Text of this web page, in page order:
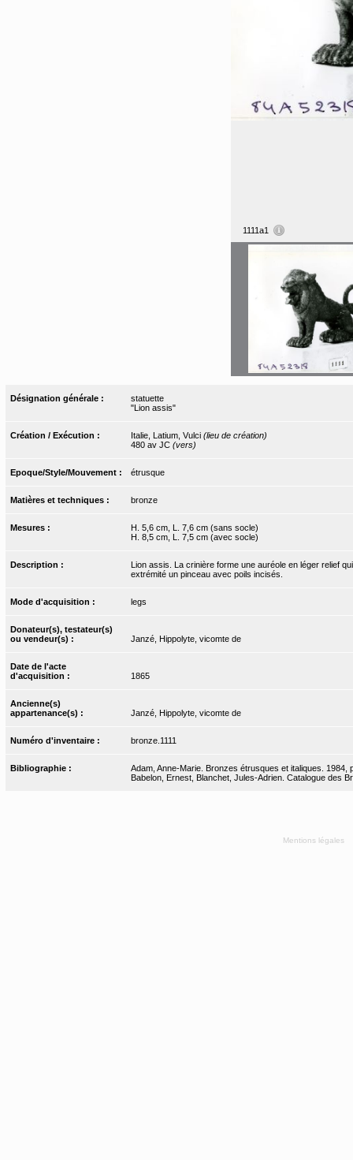
1111a1
Désignation générale :
statuette
"Lion assis"
Création / Exécution : Italie, Latium, Vulci (lieu de création)
480 av JC (vers)
Epoque/Style/Mouvement : étrusque
Matières et techniques : bronze
Mesures :
H. 5,6 cm, L. 7,6 cm (sans socle)
H. 8,5 cm, L. 7,5 cm (avec socle)
Description :
Lion assis. La crinière forme une auréole en léger relief
extrémité un pinceau avec poils incisés.
Mode d'acquisition : legs
Donateur(s), testateur(s)
ou vendeur(s) :
Janzé, Hippolyte, vicomte de
Date de l'acte
d'acquisition :
1865
Ancienne(s)
appartenance(s) :
Janzé, Hippolyte, vicomte de
Numéro d'inventaire : bronze.1111
Bibliographie :
Adam, Anne-Marie. Bronzes étrusques et italiques. 1984,
Babelon, Ernest, Blanchet, Jules-Adrien. Catalogue des
Mentions légales